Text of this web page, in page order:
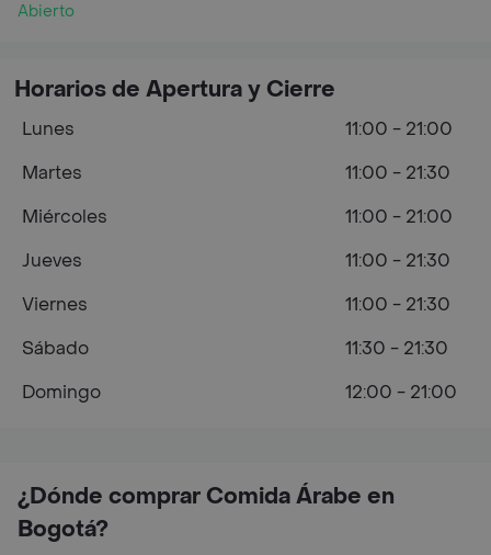
Abierto
¿Dónde comprar Comida Árabe en
Bogotá?
Horarios de Apertura y Cierre
Lunes
11:00 - 21:00
Martes
11:00 - 21:30
Miércoles
11:00 - 21:00
Jueves
11:00 - 21:30
Viernes
11:00 - 21:30
Sábado
11:30 - 21:30
Domingo
12:00 - 21:00